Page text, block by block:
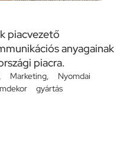
piacvezető
anyagainak
piacra.
, Marketing, Nyomdai
gyártás